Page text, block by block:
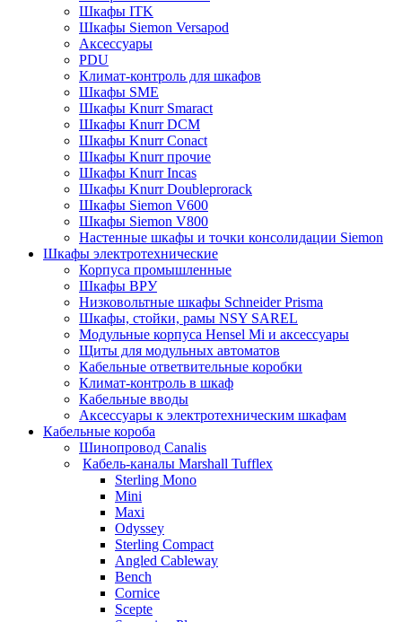
Шкафы ITK
Шкафы Siemon Versapod
Аксессуары
PDU
Климат-контроль для шкафов
Шкафы SME
Шкафы Knurr Smaract
Шкафы Knurr DCM
Шкафы Knurr Conact
Шкафы Knurr прочие
Шкафы Knurr Incas
Шкафы Knurr Doubleprorack
Шкафы Siemon V600
Шкафы Siemon V800
Настенные шкафы и точки консолидации Siemon
Шкафы электротехнические
Корпуса промышленные
Шкафы ВРУ
Низковольтные шкафы Schneider Prisma
Шкафы, стойки, рамы NSY SAREL
Модульные корпуса Hensel Mi и аксессуары
Щиты для модульных автоматов
Кабельные ответвительные коробки
Климат-контроль в шкаф
Кабельные вводы
Аксессуары к электротехническим шкафам
Кабельные короба
Шинопровод Canalis
Кабель-каналы Marshall Tufflex
Sterling Mono
Mini
Maxi
Odyssey
Sterling Compact
Angled Cableway
Bench
Cornice
Scepte